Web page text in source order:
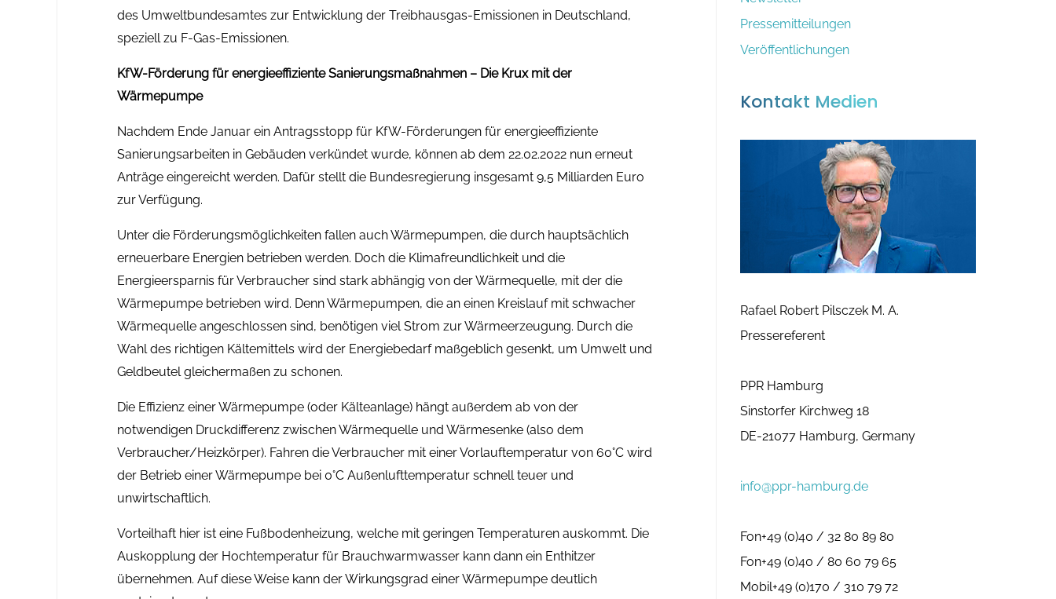
des Umweltbundesamtes zur Entwicklung der Treibhausgas-Emissionen in Deutschland,
speziell zu F-Gas-Emissionen.
KfW-Förderung für energieeffiziente Sanierungsmaßnahmen – Die Krux mit der
Wärmepumpe
Nachdem Ende Januar ein Antragsstopp für KfW-Förderungen für energieeffiziente
Sanierungsarbeiten in Gebäuden verkündet wurde, können ab dem 22.02.2022 nun erneut
Anträge eingereicht werden. Dafür stellt die Bundesregierung insgesamt 9,5 Milliarden Euro
zur Verfügung.
Unter die Förderungsmöglichkeiten fallen auch Wärmepumpen, die durch hauptsächlich
erneuerbare Energien betrieben werden. Doch die Klimafreundlichkeit und die
Energieersparnis für Verbraucher sind stark abhängig von der Wärmequelle, mit der die
Wärmepumpe betrieben wird. Denn Wärmepumpen, die an einen Kreislauf mit schwacher
Wärmequelle angeschlossen sind, benötigen viel Strom zur Wärmeerzeugung. Durch die
Wahl des richtigen Kältemittels wird der Energiebedarf maßgeblich gesenkt, um Umwelt und
Geldbeutel gleichermaßen zu schonen.
Die Effizienz einer Wärmepumpe (oder Kälteanlage) hängt außerdem ab von der
notwendigen Druckdifferenz zwischen Wärmequelle und Wärmesenke (also dem
Verbraucher/Heizkörper). Fahren die Verbraucher mit einer Vorlauftemperatur von 60°C wird
der Betrieb einer Wärmepumpe bei 0°C Außenlufttemperatur schnell teuer und
unwirtschaftlich.
Vorteilhaft hier ist eine Fußbodenheizung, welche mit geringen Temperaturen auskommt. Die
Auskopplung der Hochtemperatur für Brauchwarmwasser kann dann ein Enthitzer
übernehmen. Auf diese Weise kann der Wirkungsgrad einer Wärmepumpe deutlich
v
Pressemitteilungen
Veröffentlichungen
Kontakt Medien
Rafael Robert Pilsczek M. A.
Pressereferent
PPR Hamburg
Sinstorfer Kirchweg 18
DE-21077 Hamburg, Germany
info@ppr-hamburg.de
Fon+49 (0)40 / 32 80 89 80
Fon+49 (0)40 / 80 60 79 65
Mobil+49 (0)170 / 310 79 72